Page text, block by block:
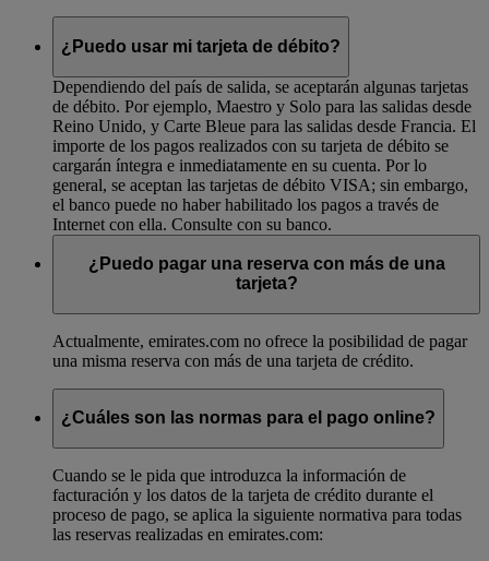
¿Puedo usar mi tarjeta de débito?
Dependiendo del país de salida, se aceptarán algunas tarjetas
de débito. Por ejemplo, Maestro y Solo para las salidas desde
Reino Unido, y Carte Bleue para las salidas desde Francia. El
importe de los pagos realizados con su tarjeta de débito se
cargarán íntegra e inmediatamente en su cuenta. Por lo
general, se aceptan las tarjetas de débito VISA; sin embargo,
el banco puede no haber habilitado los pagos a través de
Internet con ella. Consulte con su banco.
¿Puedo pagar una reserva con más de una
tarjeta?
Actualmente, emirates.com no ofrece la posibilidad de pagar
una misma reserva con más de una tarjeta de crédito.
¿Cuáles son las normas para el pago online?
Cuando se le pida que introduzca la información de
facturación y los datos de la tarjeta de crédito durante el
proceso de pago, se aplica la siguiente normativa para todas
las reservas realizadas en emirates.com: